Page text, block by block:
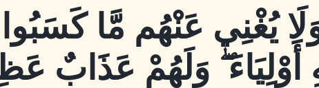
يُغْنِي عَنْهُم مَّا كَسَبُوا
أَوْلِيَاءَ ۖ وَلَهُمْ عَذَابٌ